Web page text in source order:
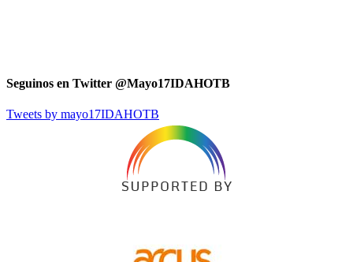
Seguinos en Twitter @Mayo17IDAHOTB
Tweets by mayo17IDAHOTB